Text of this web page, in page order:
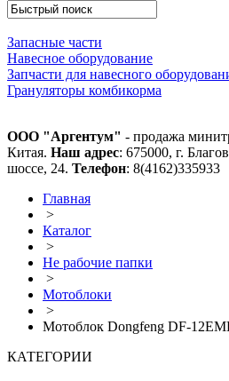
Запасные части
Навесное оборудование
Запчасти для навесного
Грануляторы комбикорма
ООО "Аргентум" - продажа
Китая. Наш адрес: 675000, г.
шоссе, 24. Телефон: 8(4162)335933
Главная
>
Каталог
>
Не рабочие папки
>
Мотоблоки
>
Мотоблок Dongfeng DF-
КАТЕГОРИИ